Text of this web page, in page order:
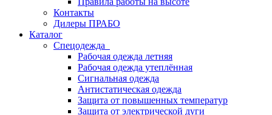
Контакты
Дилеры ПРАБО
Каталог
Спецодежда
Рабочая одежда летняя
Рабочая одежда утеплённая
Сигнальная одежда
Антистатическая одежда
Защита от повышенных температур
Защита от электрической дуги